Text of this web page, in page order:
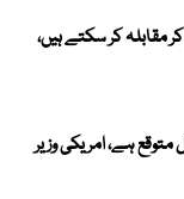
مقابلہ کر سکتے ہیں،
متوقع ہے، امریکی وزیر